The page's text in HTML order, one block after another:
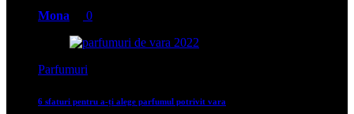
Mona 0
Parfumuri
6 sfaturi pentru a-ți alege parfumul potrivit vara